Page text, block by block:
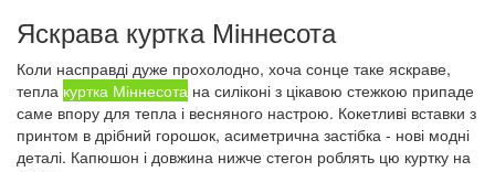
Яскрава куртка Міннесота
Коли насправді дуже прохолодно, хоча сонце таке яскраве,
тепла куртка Міннесота на силіконі з цікавою стежкою припаде
саме впору для тепла і весняного настрою. Кокетливі вставки з
принтом в дрібний горошок, асиметрична застібка - нові модні
деталі. Капюшон і довжина нижче стегон роблять цю куртку на